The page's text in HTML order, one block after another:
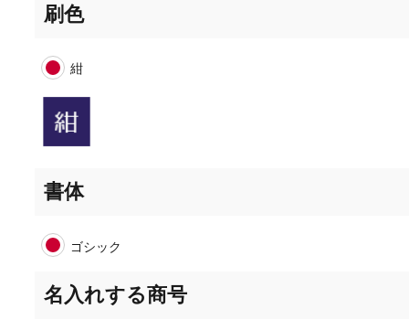
刷色
紺
書体
ゴシック
名入れする商号